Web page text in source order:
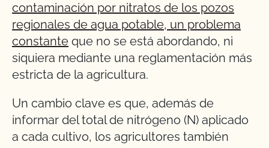
contaminación por nitratos de los pozos
regionales de agua potable, un problema
constante que no se está abordando, ni
siquiera mediante una reglamentación más
estricta de la agricultura.
Un cambio clave es que, además de
informar del total de nitrógeno (N) aplicado
a cada cultivo, los agricultores también